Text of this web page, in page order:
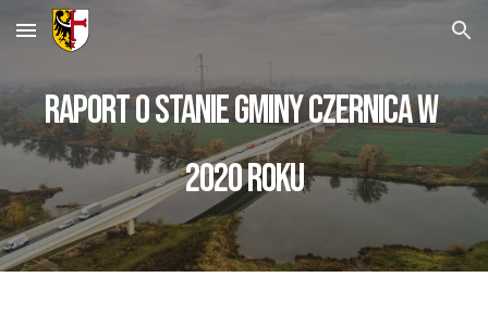
Skip to main content Skip to navigation
Raport o stanie Gminy Czernica w
2020 roku